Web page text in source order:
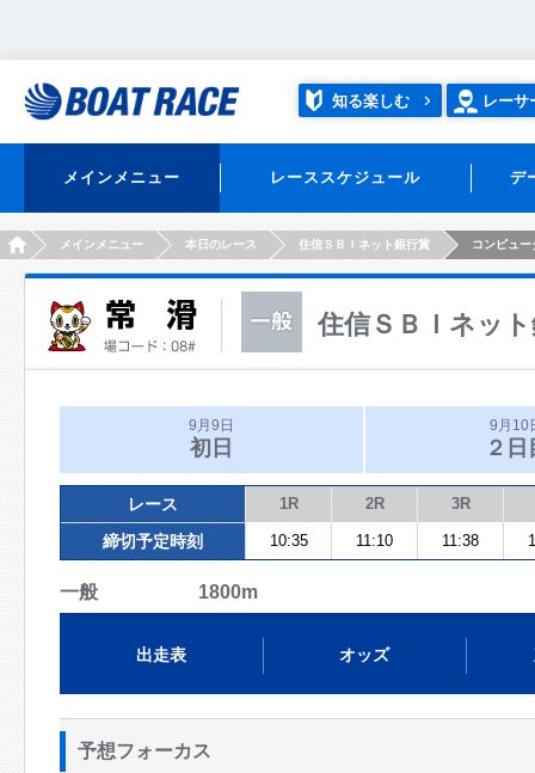
知る楽しむ レーサ
メインメニュー レーススケジュール デ
HOMEメインメニュー 本日のレース 住信ＳＢＩネット銀行賞 コンピュー
住信ＳＢＩネッ
9月9日
初日
9月10
２日
レース 1R 2R 3R
締切予定時刻 10:35 11:10 11:38
一般 1800m
出走表 オッズ
予想フォーカス